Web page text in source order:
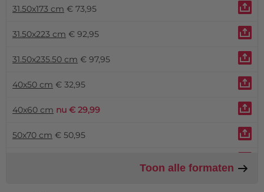
31.50x173 cm € 73,95
31.50x223 cm € 92,95
31.50x235.50 cm € 97,95
40x50 cm € 32,95
40x60 cm nu € 29,99
50x70 cm € 50,95
Toon alle formaten